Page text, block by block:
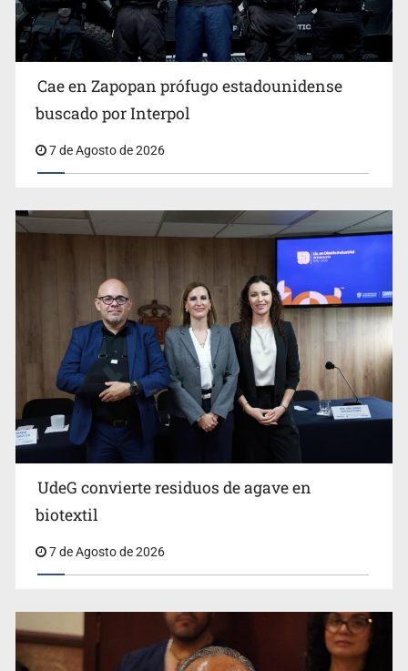
Ya hay solicitud de audiencia de imputación en caso Eli
Cae en Zapopan prófugo estadounidense buscado por
Cae en Zapopan prófugo estadounidense
buscado por Interpol
7 de Agosto de 2026
UdeG convierte residuos de agave en
biotextil
7 de Agosto de 2026